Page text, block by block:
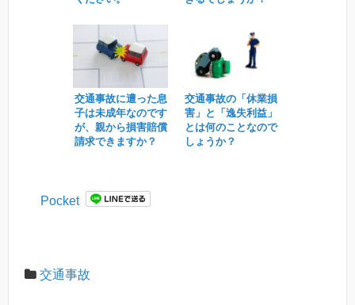
交通事故に遭った息
子は未成年なのです
が、親から損害賠償
請求できますか？
交通事故の「休業損
害」と「逸失利益」
とは何のことなので
しょうか？
Pocket
交通事故